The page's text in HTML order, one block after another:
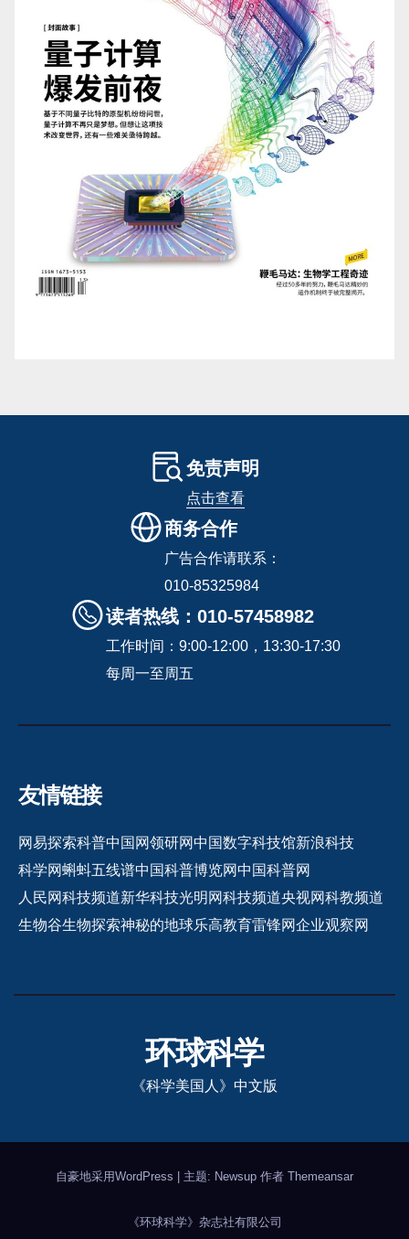
免责声明
点击查看
商务合作
广告合作请联系：
010-85325984
读者热线：010-57458982
工作时间：9:00-12:00，13:30-17:30
每周一至周五
友情链接
网易探索科普中国网领研网中国数字科技馆新浪科技
科学网蝌蚪五线谱中国科普博览网中国科普网
人民网科技频道新华科技光明网科技频道央视网科教频道
生物谷生物探索神秘的地球乐高教育雷锋网企业观察网
环球科学
《科学美国人》中文版
自豪地采用WordPress 主题: Newsup 作者 Themeansar
《环球科学》杂志社有限公司